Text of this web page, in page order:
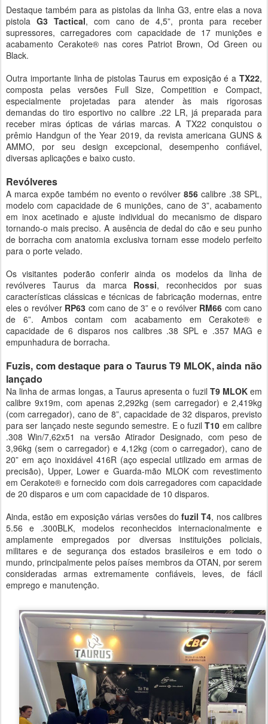
Destaque também para as pistolas da linha G3, entre elas a nova
pistola G3 Tactical, com cano de 4,5”, pronta para receber
supressores, carregadores com capacidade de 17 munições e
acabamento Cerakote® nas cores Patriot Brown, Od Green ou
Black.
Outra importante linha de pistolas Taurus em exposição é a TX22,
composta pelas versões Full Size, Competition e Compact,
especialmente projetadas para atender às mais rigorosas
demandas do tiro esportivo no calibre .22 LR, já preparada para
receber miras ópticas de várias marcas. A TX22 conquistou o
prêmio Handgun of the Year 2019, da revista americana GUNS &
AMMO, por seu design excepcional, desempenho confiável,
diversas aplicações e baixo custo.
Revólveres
A marca expõe também no evento o revólver856 calibre .38 SPL,
modelo com capacidade de 6 munições, cano de 3”, acabamento
em inox acetinado e ajuste individual do mecanismo de disparo
tornando-o mais preciso. A ausência de dedal do cão e seu punho
de borracha com anatomia exclusiva tornam esse modelo perfeito
para o porte velado.
Os visitantes poderão conferir ainda os modelos da linha de
revólveres Taurus da marca Rossi, reconhecidos por suas
características clássicas e técnicas de fabricação modernas, entre
eles o revólver RP63 com cano de 3” e o revólver RM66 com cano
de 6”. Ambos contam com acabamento em Cerakote® e
capacidade de 6 disparos nos calibres .38 SPL e .357 MAG e
empunhadura de borracha.
Fuzis, com destaque para o Taurus T9 MLOK, ainda não
lançado
Na linha de armas longas, a Taurus apresenta o fuzil T9 MLOKem
calibre 9x19m, com apenas 2,292kg (sem carregador) e 2,419kg
(com carregador), cano de 8”, capacidade de 32 disparos, previsto
para ser lançado neste segundo semestre. E o fuzilT10 em calibre
.308 Win/7,62x51 na versão Atirador Designado, com peso de
3,96kg (sem o carregador) e 4,12kg (com o carregador), cano de
20” em aço inoxidável 416R (aço especial utilizado em armas de
precisão), Upper, Lower e Guarda-mão MLOK com revestimento
em Cerakote® e fornecido com dois carregadores com capacidade
de 20 disparos e um com capacidade de 10 disparos.
Ainda, estão em exposição várias versões dofuzil T4, nos calibres
5.56 e .300BLK, modelos reconhecidos internacionalmente e
amplamente empregados por diversas instituições policiais,
militares e de segurança dos estados brasileiros e em todo o
mundo, principalmente pelos países membros da OTAN, por serem
consideradas armas extremamente confiáveis, leves, de fácil
emprego e manutenção.